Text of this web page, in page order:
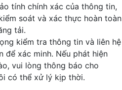
tính chính xác của thông tin,
soát và xác thực hoàn toàn
tải.
kiểm tra thông tin và liên hệ
xác minh. Nếu phát hiện
vui lòng thông báo cho
có thể xử lý kịp thời.